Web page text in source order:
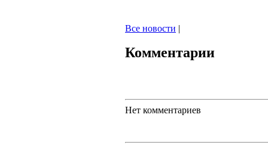
Все новости |
Комментарии
Нет комментариев